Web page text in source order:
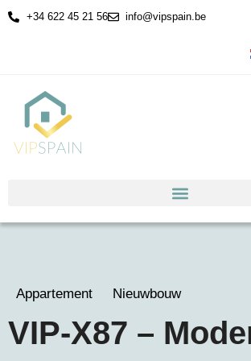
+34 622 45 21 56 info@vipspain.be
Appartement Nieuwbouw
VIP-X87 –